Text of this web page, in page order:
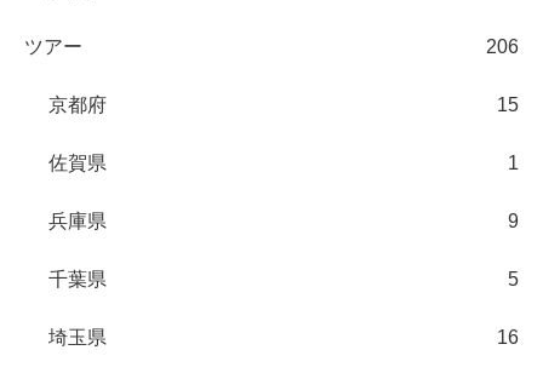
ツアー 206
京都府 15
佐賀県 1
兵庫県 9
千葉県 5
埼玉県 16